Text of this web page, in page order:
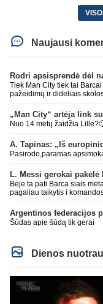
Naujausi
Rodri apsisprendė dėl
Tiek Man City tiek tai
pažeidimų ir dideliais
Nuo 14 metų žaidžia
Pasirodo,paramas
Beje ta pati Barca siais
pagaliau taikytis i
Šūdas apie šūdą tik gerai
Dienos